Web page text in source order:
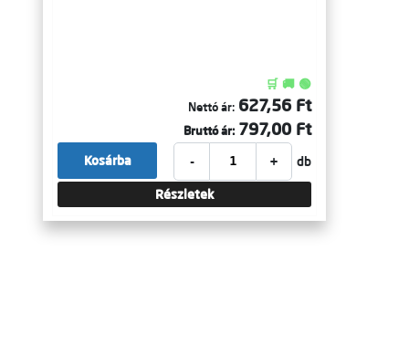
🛒 🚚 🟢
Nettó ár: 627,56 Ft
Bruttó ár: 797,00 Ft
- + db
Kosárba
Részletek